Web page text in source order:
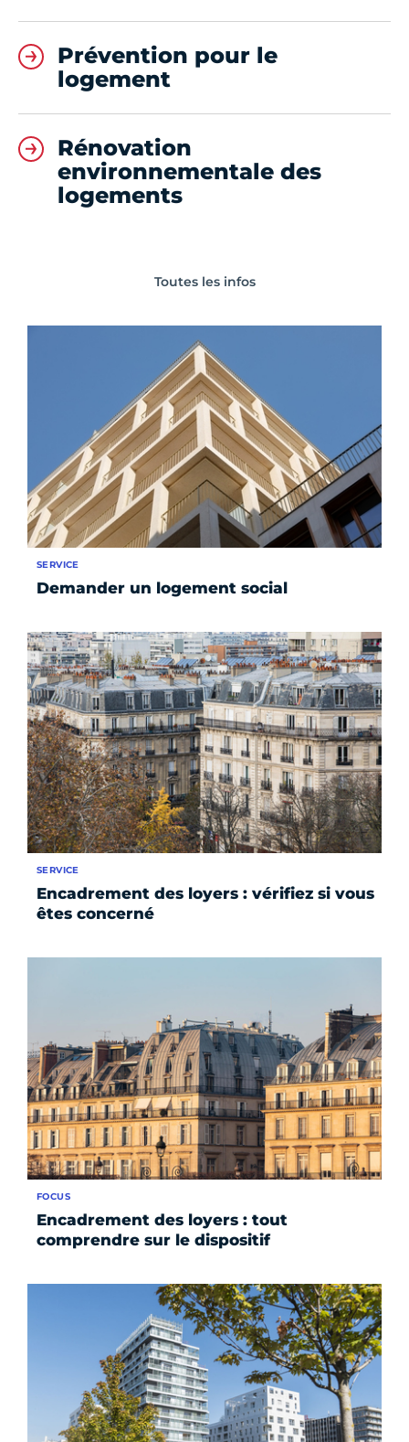
Prévention pour le
logement
Rénovation
environnementale des
logements
Toutes les infos
Demander un logement social
SERVICE
Encadrement des loyers : vérifiez si vous
êtes concerné
SERVICE
Encadrement des loyers : tout
comprendre sur le dispositif
FOCUS